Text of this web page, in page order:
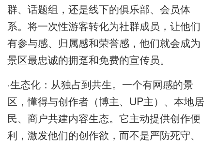
群、话题组，还是线下的俱乐部、会员体
系。将一次性游客转化为社群成员，让他们
有参与感、归属感和荣誉感，他们就会成为
景区最忠诚的拥趸和免费的宣传员。
·生态化：从独占到共生。一个有网感的景
区，懂得与创作者（博主、UP主）、本地居
民、商户共建内容生态。它主动提供创作便
利，激发他们的创作欲，而不是严防死守、